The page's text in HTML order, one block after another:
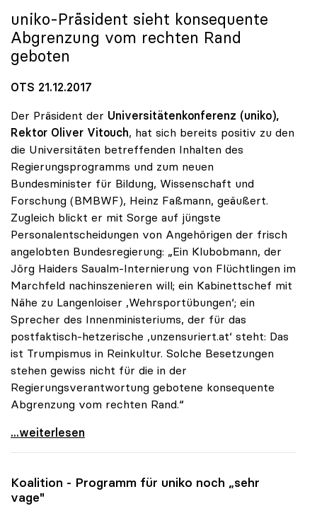
uniko-Präsident sieht konsequente
Abgrenzung vom rechten Rand
geboten
OTS 21.12.2017
Der Präsident der Universitätenkonferenz (uniko),
Rektor Oliver Vitouch, hat sich bereits positiv zu den
die Universitäten betreffenden Inhalten des
Regierungsprogramms und zum neuen
Bundesminister für Bildung, Wissenschaft und
Forschung (BMBWF), Heinz Faßmann, geäußert.
Zugleich blickt er mit Sorge auf jüngste
Personalentscheidungen von Angehörigen der frisch
angelobten Bundesregierung: „Ein Klubobmann, der
Jörg Haiders Saualm-Internierung von Flüchtlingen im
Marchfeld nachinszenieren will; ein Kabinettschef mit
Nähe zu Langenloiser ‚Wehrsportübungen‘; ein
Sprecher des Innenministeriums, der für das
postfaktisch-hetzerische ‚unzensuriert.at‘ steht: Das
ist Trumpismus in Reinkultur. Solche Besetzungen
stehen gewiss nicht für die in der
Regierungsverantwortung gebotene konsequente
Abgrenzung vom rechten Rand.“
Vitouch: Personalentscheidungen der
...weiterlesen
Koalition - Programm für uniko noch „sehr
vage"